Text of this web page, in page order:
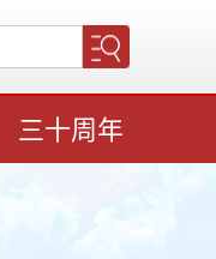
三十周年